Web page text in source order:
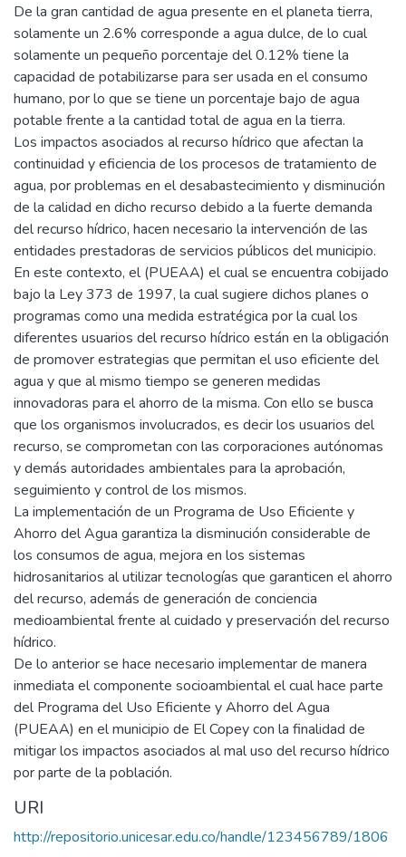
De la gran cantidad de agua presente en el planeta tierra,
solamente un 2.6% corresponde a agua dulce, de lo cual
solamente un pequeño porcentaje del 0.12% tiene la
capacidad de potabilizarse para ser usada en el consumo
humano, por lo que se tiene un porcentaje bajo de agua
potable frente a la cantidad total de agua en la tierra.
Los impactos asociados al recurso hídrico que afectan la
continuidad y eficiencia de los procesos de tratamiento de
agua, por problemas en el desabastecimiento y disminución
de la calidad en dicho recurso debido a la fuerte demanda
del recurso hídrico, hacen necesario la intervención de las
entidades prestadoras de servicios públicos del municipio.
En este contexto, el (PUEAA) el cual se encuentra cobijado
bajo la Ley 373 de 1997, la cual sugiere dichos planes o
programas como una medida estratégica por la cual los
diferentes usuarios del recurso hídrico están en la obligación
de promover estrategias que permitan el uso eficiente del
agua y que al mismo tiempo se generen medidas
innovadoras para el ahorro de la misma. Con ello se busca
que los organismos involucrados, es decir los usuarios del
recurso, se comprometan con las corporaciones autónomas
y demás autoridades ambientales para la aprobación,
seguimiento y control de los mismos.
La implementación de un Programa de Uso Eficiente y
Ahorro del Agua garantiza la disminución considerable de
los consumos de agua, mejora en los sistemas
hidrosanitarios al utilizar tecnologías que garanticen el ahorro
del recurso, además de generación de conciencia
medioambiental frente al cuidado y preservación del recurso
hídrico.
De lo anterior se hace necesario implementar de manera
inmediata el componente socioambiental el cual hace parte
del Programa del Uso Eficiente y Ahorro del Agua
(PUEAA) en el municipio de El Copey con la finalidad de
mitigar los impactos asociados al mal uso del recurso hídrico
por parte de la población.
URI
http://repositorio.unicesar.edu.co/handle/123456789/1806